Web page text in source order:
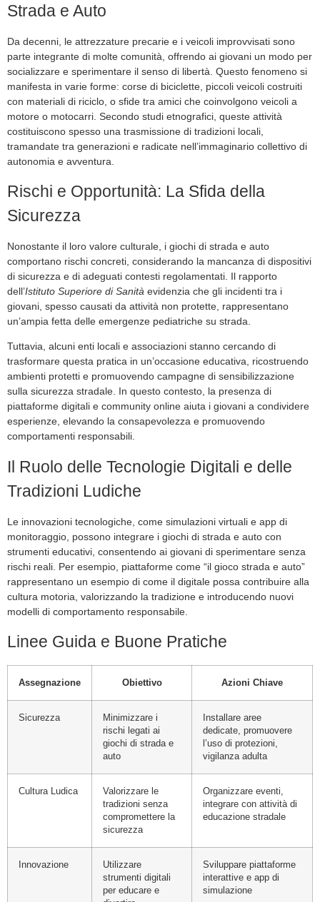
Strada e Auto
Da decenni, le attrezzature precarie e i veicoli improvvisati sono
parte integrante di molte comunità, offrendo ai giovani un modo per
socializzare e sperimentare il senso di libertà. Questo fenomeno si
manifesta in varie forme: corse di biciclette, piccoli veicoli costruiti
con materiali di riciclo, o sfide tra amici che coinvolgono veicoli a
motore o motocarri. Secondo studi etnografici, queste attività
costituiscono spesso una trasmissione di tradizioni locali,
tramandate tra generazioni e radicate nell’immaginario collettivo di
autonomia e avventura.
Rischi e Opportunità: La Sfida della
Sicurezza
Nonostante il loro valore culturale, i giochi di strada e auto
comportano rischi concreti, considerando la mancanza di dispositivi
di sicurezza e di adeguati contesti regolamentati. Il rapporto
dell’Istituto Superiore di Sanità evidenzia che gli incidenti tra i
giovani, spesso causati da attività non protette, rappresentano
un’ampia fetta delle emergenze pediatriche su strada.
Tuttavia, alcuni enti locali e associazioni stanno cercando di
trasformare questa pratica in un’occasione educativa, ricostruendo
ambienti protetti e promuovendo campagne di sensibilizzazione
sulla sicurezza stradale. In questo contesto, la presenza di
piattaforme digitali e community online aiuta i giovani a condividere
esperienze, elevando la consapevolezza e promuovendo
comportamenti responsabili.
Il Ruolo delle Tecnologie Digitali e delle
Tradizioni Ludiche
Le innovazioni tecnologiche, come simulazioni virtuali e app di
monitoraggio, possono integrare i giochi di strada e auto con
strumenti educativi, consentendo ai giovani di sperimentare senza
rischi reali. Per esempio, piattaforme come “il gioco strada e auto”
rappresentano un esempio di come il digitale possa contribuire alla
cultura motoria, valorizzando la tradizione e introducendo nuovi
modelli di comportamento responsabile.
Linee Guida e Buone Pratiche
Assegnazione Obiettivo Azioni Chiave
Sicurezza
Minimizzare i
rischi legati ai
giochi di strada e
auto
Installare aree
dedicate, promuovere
l’uso di protezioni,
vigilanza adulta
Cultura Ludica
Valorizzare le
tradizioni senza
compromettere la
sicurezza
Organizzare eventi,
integrare con attività di
educazione stradale
Innovazione
Utilizzare
strumenti digitali
per educare e
Sviluppare piattaforme
interattive e app di
simulazione